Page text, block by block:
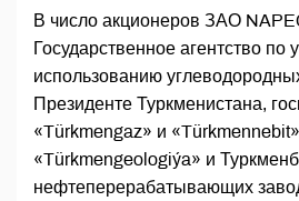
В число акционеров ЗАО
Государственное агентство по
использованию
Президенте Туркменистана,
«Türkmengaz» и
«Türkmengeologiýa» и
нефтеперерабатывающих